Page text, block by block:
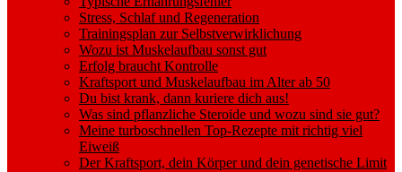
Stress, Schlaf und Regeneration
Trainingsplan zur Selbstverwirklichung
Wozu ist Muskelaufbau sonst gut
Erfolg braucht Kontrolle
Kraftsport und Muskelaufbau im Alter ab 50
Du bist krank, dann kuriere dich aus!
Was sind pflanzliche Steroide und wozu sind sie gut?
Meine turboschnellen Top-Rezepte mit richtig viel
Eiweiß
Der Kraftsport, dein Körper und dein genetische Limit